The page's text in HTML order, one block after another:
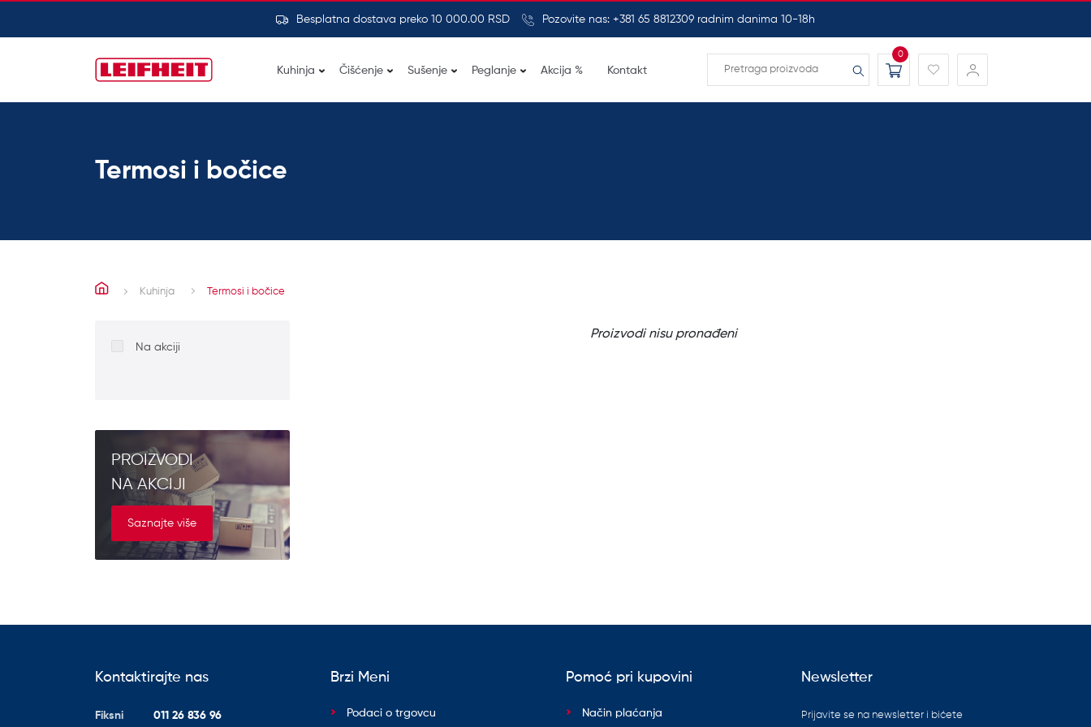
Besplatna dostava preko 10 000.00 RSD Pozovite nas: +381 65 8812309 radnim danima 10-18h
Kuhinja Čišćenje Sušenje Peglanje Akcija % Kontakt
0
Termosi i bočice
Kuhinja Termosi i bočice
Na akciji
PROIZVODI
NA AKCIJI
Saznajte više
Proizvodi nisu pronađeni
Kontaktirajte nas
Fiksni 011 26 836 96
Brzi Meni
Podaci o trgovcu
Pomoć pri kupovini
Način plaćanja
Newsletter
Prijavite se na newsletter i bićete